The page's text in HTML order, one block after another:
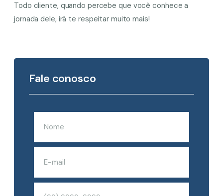
Todo cliente, quando percebe que você conhece a
jornada dele, irá te respeitar muito mais!
Fale conosco